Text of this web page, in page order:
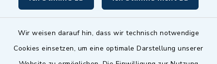
Wir weisen darauf hin, dass wir technisch notwendige
Cookies einsetzen, um eine optimale Darstellung unserer